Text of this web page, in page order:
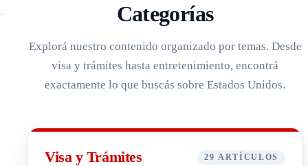
Categorías
Explorá nuestro contenido organizado por temas. Desde
visa y trámites hasta entretenimiento, encontrá
exactamente lo que buscás sobre Estados Unidos.
Visa y Trámites 29 ARTÍCULOS